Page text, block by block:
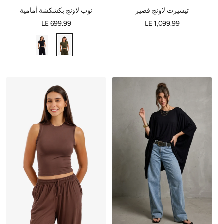
تيشيرت لاونج قصير
LE 1,099.99
توب لاونج بكشكشة أمامية
LE 699.99